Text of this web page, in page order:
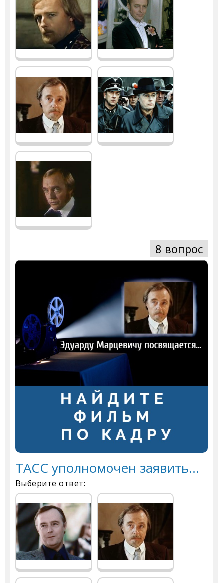
8 вопрос
ТАСС уполномочен заявить...
Выберите ответ: